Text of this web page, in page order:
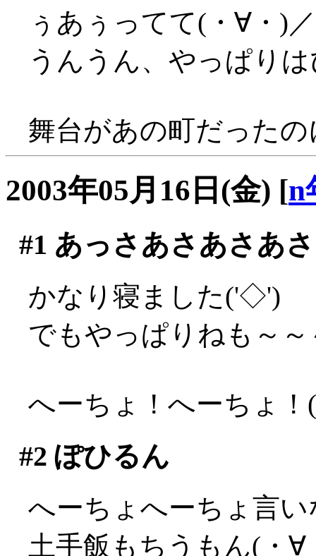
ぅあぅってて(・∀・)
うんうん、やっぱり
舞台があの町だった
2003年05月16日(金) [n
#1 あっさあさあさあ
かなり寝ました('◇')ゞ
でもやっぱりねも～
へーちょ！へーちょ！
#2 ぽひるん
へーちょへーちょ言
土手飯もちうもん(・